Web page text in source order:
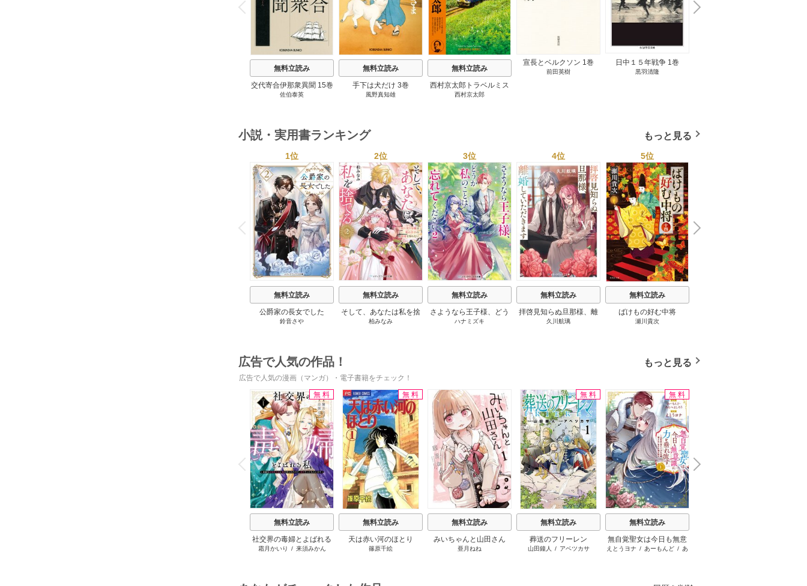
P
r
e
i
u
無料立読み
交代寄合伊那衆異聞 15巻
佐伯泰英
無料立読み
手下は犬だけ 3巻
風野真知雄
無料立読み
西村京太郎トラベルミス
テリー・セレクション 2
西村京太郎
宣長とベルクソン 1巻
前田英樹
日中１５年戦争 1巻
黒羽清隆
N
e
x
t
小説・実用書ランキング もっと見る
P
r
e
v
i
o
u
s
1位
無料立読み
公爵家の長女でした
鈴音さや
2位
無料立読み
そして、あなたは私を捨
てる
柏みなみ
3位
無料立読み
さようなら王子様、どう
か私のことは忘れてくだ
ハナミズキ
4位
無料立読み
拝啓見知らぬ旦那様、離
婚していただきます
久川航璃
5位
無料立読み
ばけもの好む中将
瀬川貴次
N
e
x
t
広告で人気の作品！ もっと見る
広告で人気の漫画（マンガ）・電子書籍をチェック！
P
r
e
v
i
o
u
s
無料
無料立読み
社交界の毒婦とよばれる
私～素敵な辺境伯令息に
霜月かいり / 来須みかん
無料
無料立読み
天は赤い河のほとり
篠原千絵
無料立読み
みいちゃんと山田さん
亜月ねね
無料
無料立読み
葬送のフリーレン
山田鐘人 / アベツカサ
無料
無料立読み
無自覚聖女は今日も無意
識に力を垂れ流す ～公
えとうヨナ / あーもんど / あ
N
e
x
t